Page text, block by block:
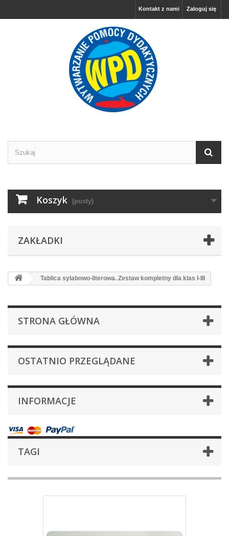
Zaloguj się
Kontakt z nami
Koszyk (pusty)
ZAKŁADKI
Tablica sylabowo-literowa. Zestaw kompletny dla klas I-III
STRONA GŁÓWNA
OSTATNIO PRZEGLĄDANE
INFORMACJE
TAGI